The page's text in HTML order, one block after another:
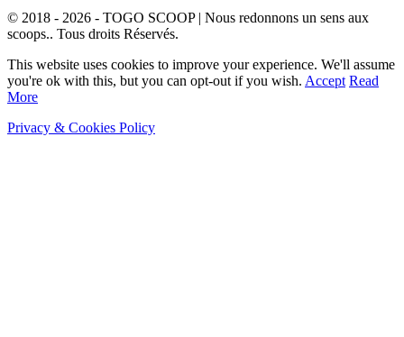
© 2018 - 2026 - TOGO SCOOP | Nous redonnons un sens aux
scoops.. Tous droits Réservés.
This website uses cookies to improve your experience. We'll assume
you're ok with this, but you can opt-out if you wish. Accept Read
More
Privacy & Cookies Policy